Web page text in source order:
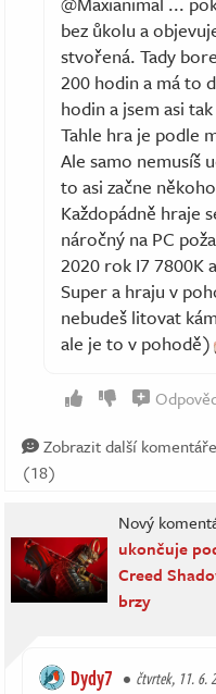
bez ůkolu a
stvořená. Tady
200 hodin a má to
hodin a jsem asi
Tahle hra je podle
Ale samo nemusíš
to asi začne
Každopádně hraje
náročný na PC
2020 rok I7 7800K
Super a hraju v
nebudeš litovat
ale je to v pohodě)
Zobrazit další komentáře
(18)
Nový
ukončuje
Creed
brzy
Dydy7 čtvrtek, 11. 6.